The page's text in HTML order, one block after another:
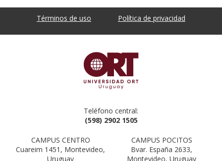
Términos de uso Política de privacidad
Teléfono central:
(598) 2902 1505
CAMPUS CENTRO
Cuareim 1451, Montevideo,
Uruguay
CAMPUS POCITOS
Bvar. España 2633,
Montevideo, Uruguay